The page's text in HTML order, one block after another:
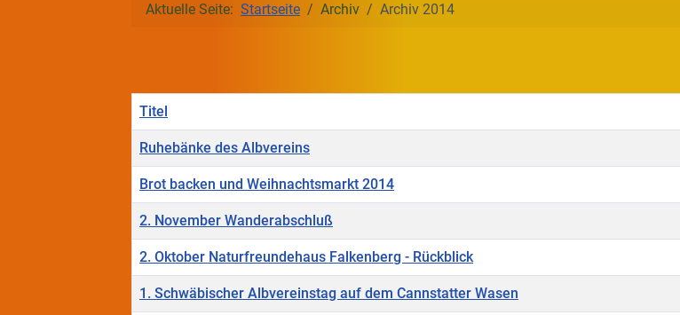
Aktuelle Seite: Startseite Archiv Archiv 2014
Titel
Ruhebänke des Albvereins
Brot backen und Weihnachtsmarkt 2014
2. November Wanderabschluß
2. Oktober Naturfreundehaus Falkenberg - Rückblick
1. Schwäbischer Albvereinstag auf dem Cannstatter Wasen